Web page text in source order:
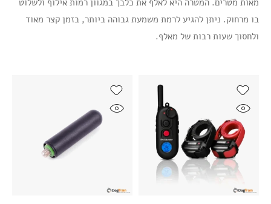
מאות מטרים. המטרה היא לאלף את כלבך במגוון רמות אילוף ולשלוט
בו מרחוק. ניתן להגיע לרמת משמעת גבוהה ביותר, בזמן קצר מאוד
ולחסוך שעות רבות של מאלף.